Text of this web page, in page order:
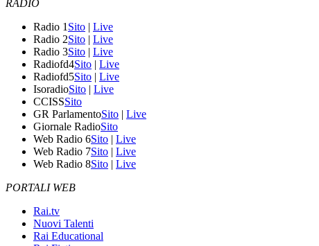
RADIO
Radio 1 Sito | Live
Radio 2Sito | Live
Radio 3Sito | Live
Radiofd4Sito | Live
Radiofd5Sito | Live
IsoradioSito | Live
CCISSSito
GR ParlamentoSito | Live
Giornale RadioSito
Web Radio 6Sito | Live
Web Radio 7Sito | Live
Web Radio 8Sito | Live
PORTALI WEB
Rai.tv
Nuovi Talenti
Rai Educational